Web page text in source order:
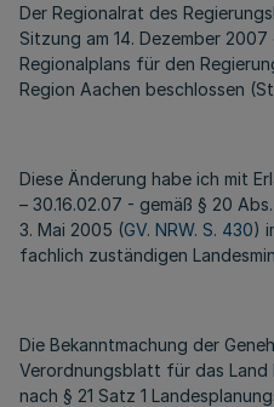
Der Regionalrat des
Sitzung am 14. Dezember
Regionalplans für den
Region Aachen beschlossen
Diese Änderung habe ich mit
– 30.16.02.07 - gemäß § 20
3. Mai 2005 (GV. NRW. S. 430)
fachlich zuständigen
Die Bekanntmachung der
Verordnungsblatt für das
nach § 21 Satz 1